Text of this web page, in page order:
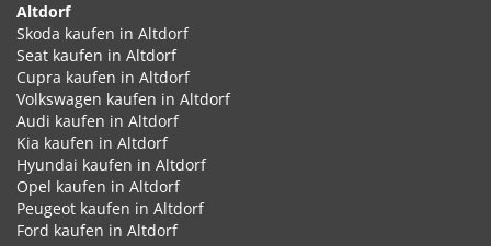
Altdorf
Skoda kaufen in Altdorf
Seat kaufen in Altdorf
Cupra kaufen in Altdorf
Volkswagen kaufen in Altdorf
Audi kaufen in Altdorf
Kia kaufen in Altdorf
Hyundai kaufen in Altdorf
Opel kaufen in Altdorf
Peugeot kaufen in Altdorf
Ford kaufen in Altdorf